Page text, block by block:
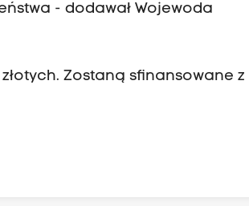
- dodawał Wojewoda
Zostaną sfinansowane z